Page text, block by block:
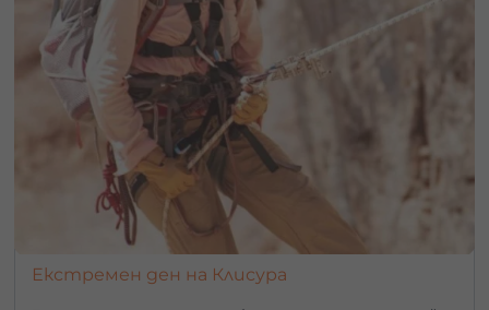
Моля, уведомете ни някой от екипа на бънджи клуб,
ако отговаряте на следните описания.
Епилепсия, особено PSE.
Счупени или пукнати кости / изкълчвания
Неврологични заболявания
Протези
Сте бременна
Сърдечни заболявания
Паника/Пристъпи на тревожност
Мускулни травми
Други физически увреждания
Екстремен ден на Клисура